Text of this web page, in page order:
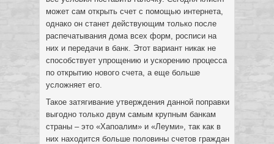
может сам открыть счет с помощью интернета,
однако он станет действующим только после
распечатывания дома всех форм, росписи на
них и передачи в банк. Этот вариант никак не
способствует упрощению и ускорению процесса
по открытию нового счета, а еще больше
усложняет его.
Такое затягивание утверждения данной поправки
выгодно только двум самым крупным банкам
страны – это «Хапоалим» и «Леуми», так как в
них находится больше половины счетов граждан